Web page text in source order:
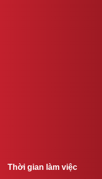
Thời gian làm việc